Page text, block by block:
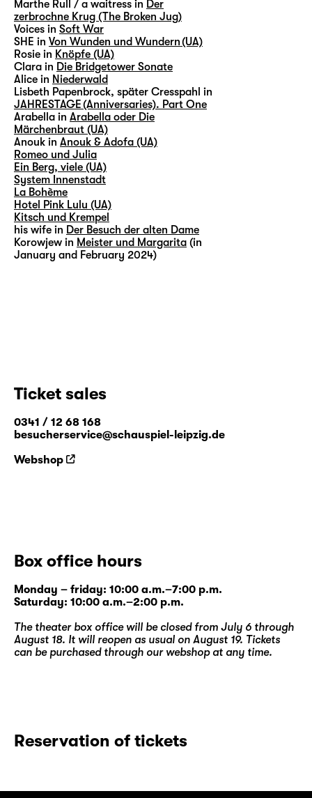
Marthe Rull / a waitress in Der
zerbrochne Krug (The Broken Jug)
Voices in Soft War
SHE in Von Wunden und Wundern (UA)
Rosie in Knöpfe (UA)
Clara in Die Bridgetower Sonate
Alice in Niederwald
Lisbeth Papenbrock, später Cresspahl in
JAHRESTAGE (Anniversaries). Part One
Arabella in Arabella oder Die
Märchenbraut (UA)
Anouk in Anouk & Adofa (UA)
Romeo und Julia
Ein Berg, viele (UA)
System Innenstadt
La Bohème
Hotel Pink Lulu (UA)
Kitsch und Krempel
his wife in Der Besuch der alten Dame
Korowjew in Meister und Margarita (in
January and February 2024)
Ticket sales
0341 / 12 68 168
besucherservice@schauspiel-leipzig.de
Webshop
Box office hours
Monday – friday: 10:00 a.m.–7:00 p.m.
Saturday: 10:00 a.m.–2:00 p.m.
The theater box office will be closed from July 6 through
August 18. It will reopen as usual on August 19. Tickets
can be purchased through our webshopat any time.
Reservation of tickets